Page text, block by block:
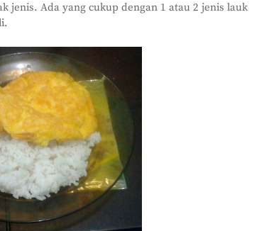
jenis. Ada yang cukup dengan 1 atau 2 jenis lauk